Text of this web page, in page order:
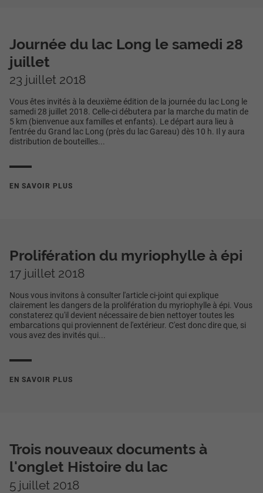
Journée du lac Long le samedi 28
juillet
23 juillet 2018
Vous êtes invités à la deuxième édition de la journée du lac Long le
samedi 28 juillet 2018. Celle-ci débutera par la marche du matin de
5 km (bienvenue aux familles et enfants). Le départ aura lieu à
l'entrée du Grand lac Long (près du lac Gareau) dès 10 h. Il y aura
distribution de bouteilles...
EN SAVOIR PLUS
Prolifération du myriophylle à épi
17 juillet 2018
Nous vous invitons à consulter l'article ci-joint qui explique
clairement les dangers de la prolifération du myriophylle à épi. Vous
constaterez qu'il devient nécessaire de bien nettoyer toutes les
embarcations qui proviennent de l'extérieur. C'est donc dire que, si
vous avez des invités qui...
EN SAVOIR PLUS
Trois nouveaux documents à
l'onglet Histoire du lac
5 juillet 2018